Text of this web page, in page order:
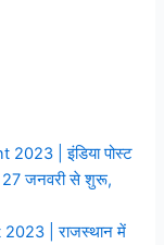
| इंडिया पोस्ट
जनवरी से शुरू,
| राजस्थान में